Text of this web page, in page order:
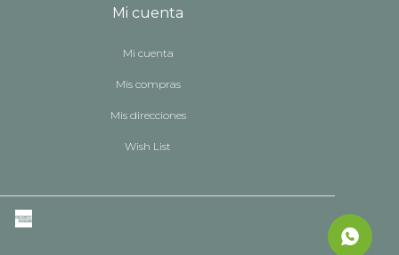
Mi cuenta
Mi cuenta
Mis compras
Mis direcciones
Wish List